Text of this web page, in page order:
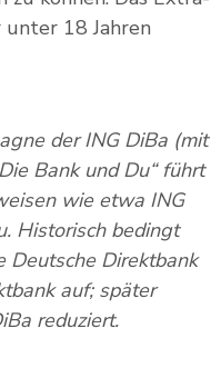
unter 18 Jahren
der ING DiBa (mit
Bank und Du“ führt
wie etwa ING
Historisch bedingt
Deutsche Direktbank
auf; später
reduziert.